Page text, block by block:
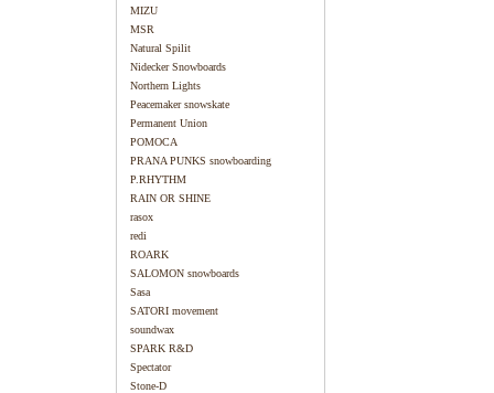
MIZU
MSR
Natural Spilit
Nidecker Snowboards
Northern Lights
Peacemaker snowskate
Permanent Union
POMOCA
PRANA PUNKS snowboarding
P.RHYTHM
RAIN OR SHINE
rasox
redi
ROARK
SALOMON snowboards
Sasa
SATORI movement
soundwax
SPARK R&D
Spectator
Stone-D